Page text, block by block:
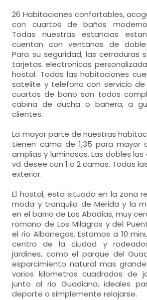
26 Habitaciones confortables,
con cuartos de baños
Todas nuestras estancias
cuentan con ventanas de doble
Para su seguridad, las cerraduras
tarjetas electronicas
hostal. Todas las habitaciones
satelite y telefono con servicio de
cuartos de baño son todos
cabina de ducha o bañera, a
clientes.
La mayor parte de nuestras
tienen cama de 1,35 para mayor
amplias y luminosas. Las dobles
vd desee con 1 o 2 camas. Todas
exterior.
El hostal, esta situado en la zona
moda y tranquila de Merida y la
en el barrio de Las Abadias, muy
romano de Los Milagros y del
el rio Albarregas. Estamos a 10
centro de la ciudad y
jardines, como el parque del
esparcimiento natural mas
varios kilometros cuadrados de
junto al rio Guadiana, ideales
deporte o simplemente relajarse.